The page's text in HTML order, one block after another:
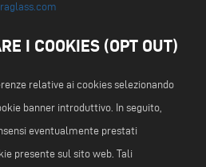
I COOKIES (OPT OUT)
relative ai cookies selezionando
banner introduttivo. In seguito,
eventualmente prestati
presente sul sito web. Tali